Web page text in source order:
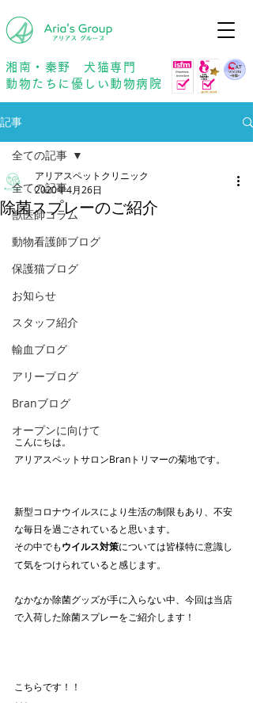
湘南・秦野 犬猫専門
動物たちに優しい動物病院
記事
全ての記事
獣医師コラム
動物看護師ブログ
保護猫ブログ
お知らせ
スタッフ紹介
輸血ブログ
アリーブログ
Branブログ
オープンに向けて
全ての記事
除菌スプレーのご紹介
アリアスペットクリニック
2020年4月26日
こんにちは。
アリアスペットサロンBranトリマーの菊地です。
新型コロナウイルスにより生活の制限もあり、不安
な毎日を過ごされていると思います。
その中でもウイルス対策については皆様特に意識し
て気をつけられていると感じます。
なかなか除菌グッズが手に入らない中、今回は当店
で入荷した除菌スプレーをご紹介します！
こちらです！！